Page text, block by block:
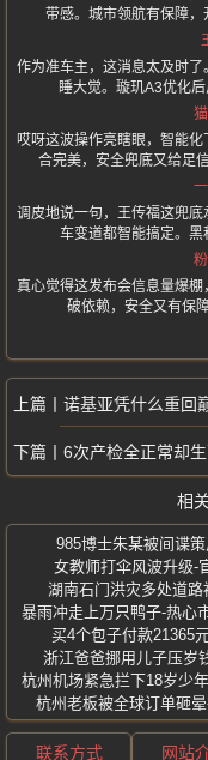
带感。城市领航有保障，
作为准车主，这消息太及时
睡大觉。璇玑A3优化
哎呀这波操作亮瞎眼，智能
合完美，安全兜底又给足
调皮地说一句，王传福这兜
车变道都智能搞定。黑
真心觉得这发布会信息量爆棚
破依赖，安全又有保
诺基亚凭什么重回巅峰-
6次产检全正常却生下
相
985博士朱某被间谍
女教师打伞风波升级-
湖南石门洪灾多处道
暴雨冲走上万只鸭子-热心
买4个包子付款21365
浙江爸爸挪用儿子压岁
杭州机场紧急拦下18岁少
杭州老板被全球订单砸
联系方式 网站